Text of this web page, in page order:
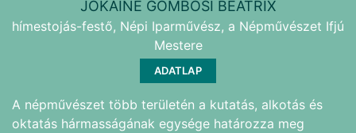
JÓKAINÉ GOMBOSI BEATRIX
hímestojás-festő, Népi Iparművész, a Népművészet Ifjú
Mestere
ADATLAP
A népművészet több területén a kutatás, alkotás és
oktatás hármasságának egysége határozza meg